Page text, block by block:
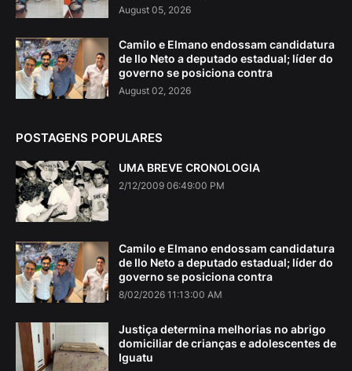
August 05, 2026
Camilo e Elmano endossam candidatura
de Ilo Neto a deputado estadual; líder do
governo se posiciona contra
August 02, 2026
POSTAGENS POPULARES
UMA BREVE CRONOLOGIA
2/12/2009 06:49:00 PM
Camilo e Elmano endossam candidatura
de Ilo Neto a deputado estadual; líder do
governo se posiciona contra
8/02/2026 11:13:00 AM
Justiça determina melhorias no abrigo
domiciliar de crianças e adolescentes de
Iguatu